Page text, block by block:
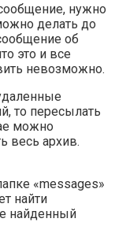
нужно
делать до
об
это и все
невозможно.
то пересылать
можно
весь архив.
«messages»
найти
найденный